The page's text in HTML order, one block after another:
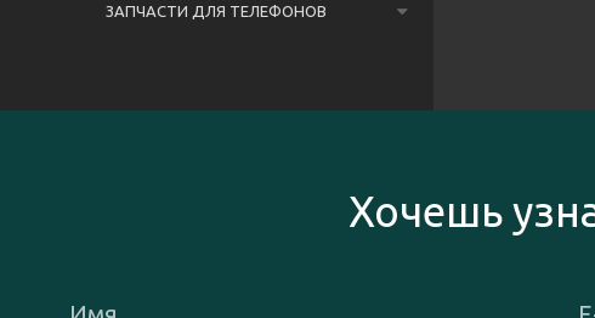
ЗАПЧАСТИ ДЛЯ ТЕЛЕФОНОВ
Хочешь